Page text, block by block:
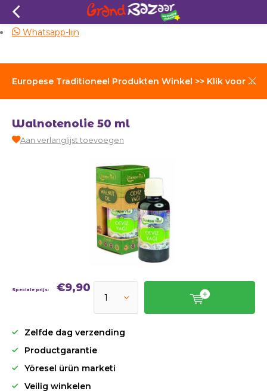
Europese Traditioneel Produkten Winkel >> Klik voor Verzendkosten
Zelfde dag verzending
Whatsapp-lijn
Walnotenolie 50 ml
Aan verlanglijst toevoegen
Speciale prijs: €9,90
Zelfde dag verzending
Productgarantie
Yöresel ürün marketi
Veilig winkelen